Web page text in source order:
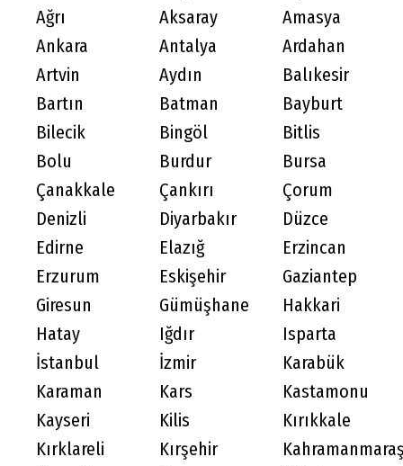
Ağrı
Aksaray
Amasya
Ankara
Antalya
Ardahan
Artvin
Aydın
Balıkesir
Bartın
Batman
Bayburt
Bilecik
Bingöl
Bitlis
Bolu
Burdur
Bursa
Çanakkale
Çankırı
Çorum
Denizli
Diyarbakır
Düzce
Edirne
Elazığ
Erzincan
Erzurum
Eskişehir
Gaziantep
Giresun
Gümüşhane
Hakkari
Hatay
Iğdır
Isparta
İstanbul
İzmir
Karabük
Karaman
Kars
Kastamonu
Kayseri
Kilis
Kırıkkale
Kırklareli
Kırşehir